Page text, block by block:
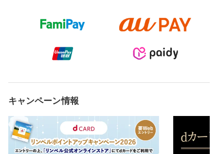
キャンペーン情報